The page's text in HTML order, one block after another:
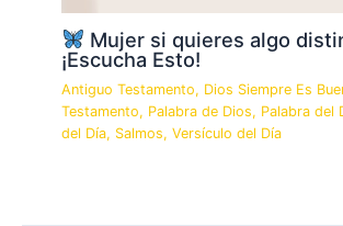
Mujer si quieres algo
¡Escucha Esto!
Antiguo Testamento, Dios Siempre Es
Testamento, Palabra de Dios, Palabra del
del Día, Salmos,Versículo del Día